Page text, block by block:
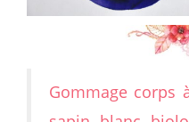
Gommage corps